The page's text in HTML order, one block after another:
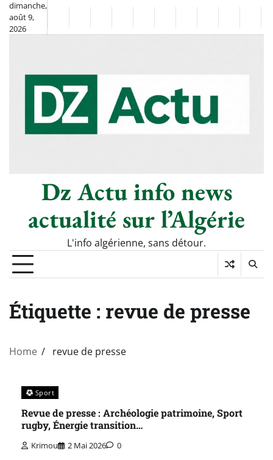
Skip
content
dimanche,
août 9,
2026
FlashSportclasséDiasporaChronique
–
Le
Thé
SociétéCultureMonde
Tech
Dz Actu info news
actualité sur l’Algérie
L'info algérienne, sans détour.
Étiquette : revue de presse
Home revue de presse
Sport
Revue de presse : Archéologie patrimoine, Sport
rugby, Énergie transition…
Krimou 2 Mai 2026 0